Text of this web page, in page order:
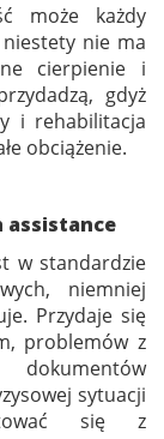
może każdy
nie ma
cierpienie i
gdyż
i rehabilitacja
obciążenie.
assistance
w standardzie
niemniej
Przydaje się
problemów z
sytuacji
się z